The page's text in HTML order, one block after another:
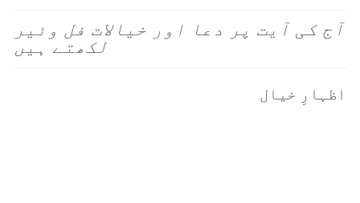
آج کی آیت پر دعا اور خیالات فل وئیر
لکھتے ہیں
اظہارِ خیال